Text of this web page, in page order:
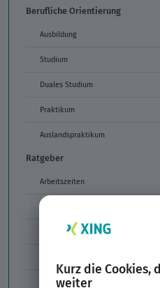
Berufliche Orientierung
Ausbildung
Studium
Duales Studium
Praktikum
Auslandspraktikum
Ratgeber
Arbeitszeiten
Formulierungen im Arbeitszeugnis
Unbefristeter Arbeitsvertrag